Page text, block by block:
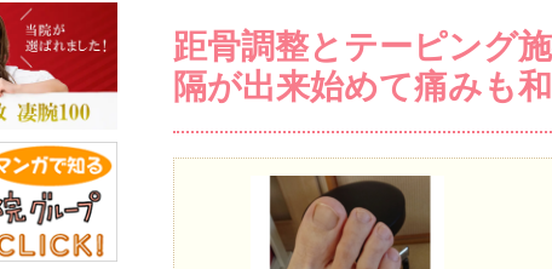
距骨調整とテーピング
隔が出来始めて痛みも